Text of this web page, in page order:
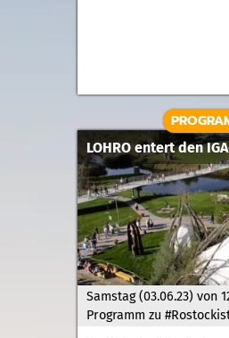
Samstag (03.06.23) von
Programm zu
LOHRO entert den